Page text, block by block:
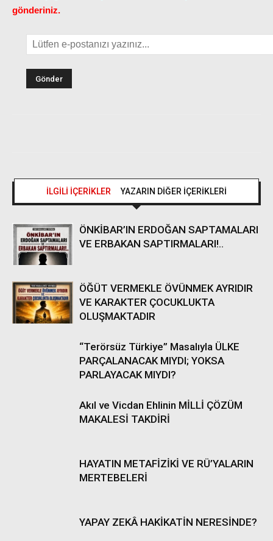
gönderiniz.
İLGİLİ İÇERİKLER YAZARIN DİĞER İÇERİKLERİ
ÖNKİBAR’IN ERDOĞAN SAPTAMALARI
VE ERBAKAN SAPTIRMALARI!..
ÖĞÜT VERMEKLE ÖVÜNMEK AYRIDIR
VE KARAKTER ÇOCUKLUKTA
OLUŞMAKTADIR
“Terörsüz Türkiye” Masalıyla ÜLKE
PARÇALANACAK MIYDI; YOKSA
PARLAYACAK MIYDI?
Akıl ve Vicdan Ehlinin MİLLİ ÇÖZÜM
MAKALESİ TAKDİRİ
HAYATIN METAFİZİKİ VE RÜ’YALARIN
MERTEBELERİ
YAPAY ZEKÂ HAKİKATİN NERESİNDE?